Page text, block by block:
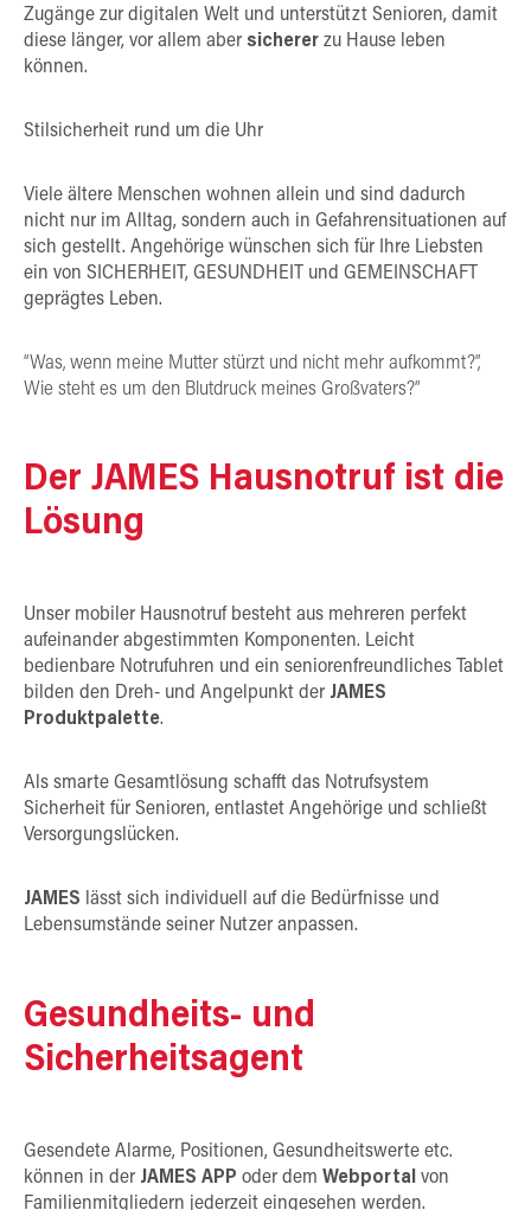
Zugänge zur digitalen Welt und unterstützt Senioren, damit
diese länger, vor allem aber sicherer zu Hause leben
können.
Stilsicherheit rund um die Uhr
Viele ältere Menschen wohnen allein und sind dadurch
nicht nur im Alltag, sondern auch in Gefahrensituationen auf
sich gestellt. Angehörige wünschen sich für Ihre Liebsten
ein von SICHERHEIT, GESUNDHEIT und GEMEINSCHAFT
geprägtes Leben.
“Was, wenn meine Mutter stürzt und nicht mehr aufkommt?”,
Wie steht es um den Blutdruck meines Großvaters?”
Der JAMES Hausnotruf ist die
Lösung
Unser mobiler Hausnotruf besteht aus mehreren perfekt
aufeinander abgestimmten Komponenten. Leicht
bedienbare Notrufuhren und ein seniorenfreundliches Tablet
bilden den Dreh- und Angelpunkt der JAMES
Produktpalette.
Als smarte Gesamtlösung schafft das Notrufsystem
Sicherheit für Senioren, entlastet Angehörige und schließt
Versorgungslücken.
JAMES lässt sich individuell auf die Bedürfnisse und
Lebensumstände seiner Nutzer anpassen.
Gesundheits- und
Sicherheitsagent
Gesendete Alarme, Positionen, Gesundheitswerte etc.
können in der JAMES APP oder dem Webportal von
Familienmitgliedern jederzeit eingesehen werden.